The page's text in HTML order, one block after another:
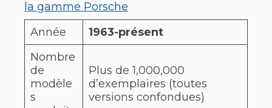
la gamme Porsche
Année
1963-présent
Nombre
de
modèle
s
Plus de 1,000,000
d’exemplaires (toutes
versions confondues)